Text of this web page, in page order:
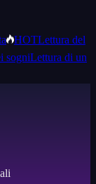
HOTLettura del
sogniLettura di un